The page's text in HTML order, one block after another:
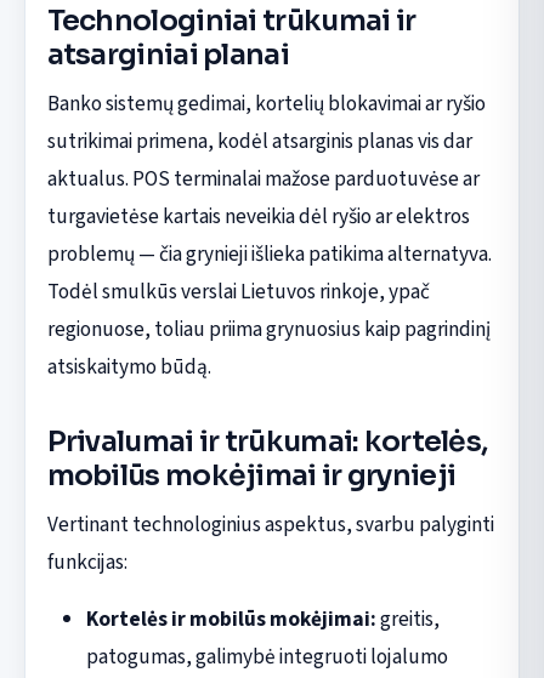
Technologiniai trūkumai ir
atsarginiai planai
Banko sistemų gedimai, kortelių blokavimai ar ryšio
sutrikimai primena, kodėl atsarginis planas vis dar
aktualus. POS terminalai mažose parduotuvėse ar
turgavietėse kartais neveikia dėl ryšio ar elektros
problemų — čia grynieji išlieka patikima alternatyva.
Todėl smulkūs verslai Lietuvos rinkoje, ypač
regionuose, toliau priima grynuosius kaip pagrindinį
atsiskaitymo būdą.
Privalumai ir trūkumai: kortelės,
mobilūs mokėjimai ir grynieji
Vertinant technologinius aspektus, svarbu palyginti
funkcijas:
Kortelės ir mobilūs mokėjimai:greitis,
patogumas, galimybė integruoti lojalumo